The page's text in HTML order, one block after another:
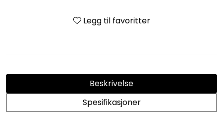
Legg til favoritter
Beskrivelse
Spesifikasjoner